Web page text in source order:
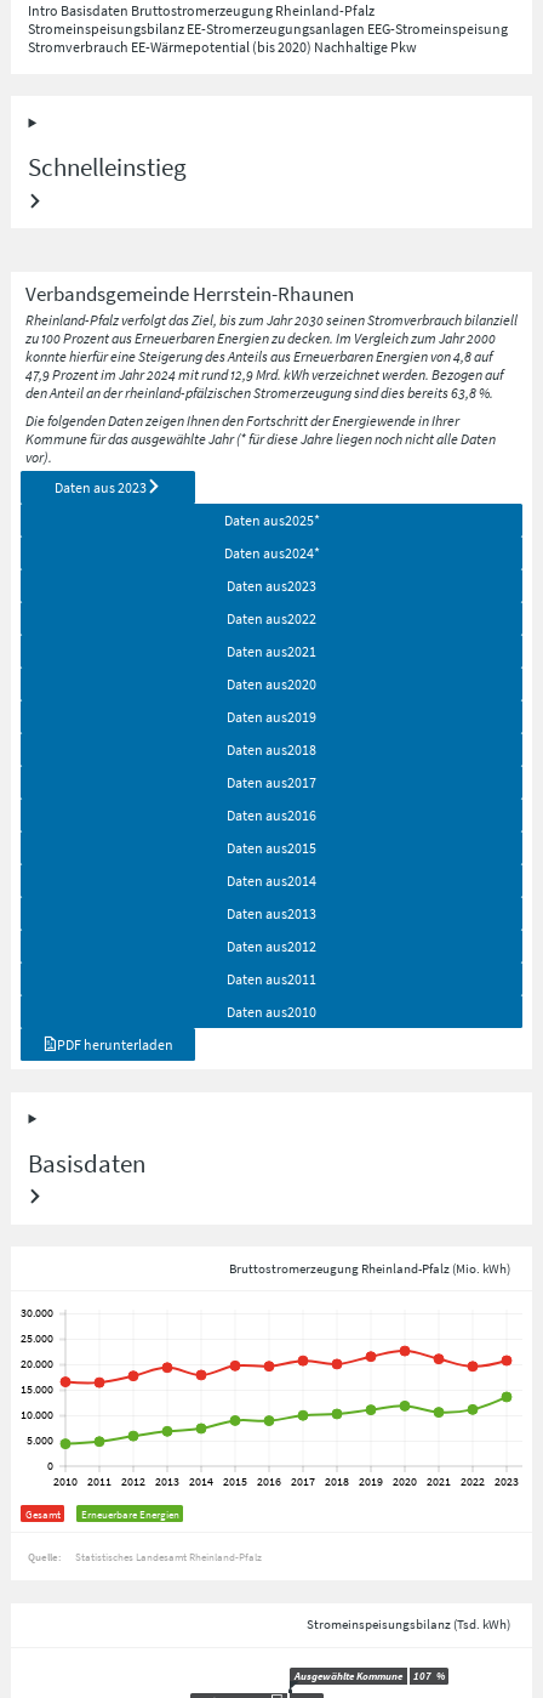
Intro Basisdaten Bruttostromerzeugung Rheinland-Pfalz
Stromeinspeisungsbilanz EE-Stromerzeugungsanlagen EEG-Stromeinspeisung
Stromverbrauch EE-Wärmepotential (bis 2020) Nachhaltige Pkw
Schnelleinstieg
Verbandsgemeinde Herrstein-Rhaunen
Rheinland-Pfalz verfolgt das Ziel, bis zum Jahr 2030 seinen Stromverbrauch bilanziell
zu 100 Prozent aus Erneuerbaren Energien zu decken. Im Vergleich zum Jahr 2000
konnte hierfür eine Steigerung des Anteils aus Erneuerbaren Energien von 4,8 auf
47,9 Prozent im Jahr 2024 mit rund 12,9 Mrd. kWh verzeichnet werden. Bezogen auf
den Anteil an der rheinland-pfälzischen Stromerzeugung sind dies bereits 63,8 %.
Die folgenden Daten zeigen Ihnen den Fortschritt der Energiewende in Ihrer
Kommune für das ausgewählte Jahr (* für diese Jahre liegen noch nicht alle Daten
vor).
Daten aus2023
Daten aus2025*
Daten aus2024*
Daten aus2023
Daten aus2022
Daten aus2021
Daten aus2020
Daten aus2019
Daten aus2018
Daten aus2017
Daten aus2016
Daten aus2015
Daten aus2014
Daten aus2013
Daten aus2012
Daten aus2011
Daten aus2010
PDF herunterladen
Basisdaten
Bruttostromerzeugung Rheinland-Pfalz (Mio. kWh)
Gesamt Erneuerbare Energien
Quelle: Statistisches Landesamt Rheinland-Pfalz
Stromeinspeisungsbilanz (Tsd. kWh)
Ausgewählte Kommune 107 %